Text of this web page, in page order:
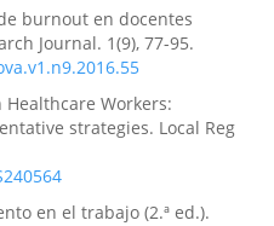
burnout en docentes
Journal. 1(9), 77-95.
Healthcare Workers:
strategies. Local Reg
en el trabajo (2.ª ed.).